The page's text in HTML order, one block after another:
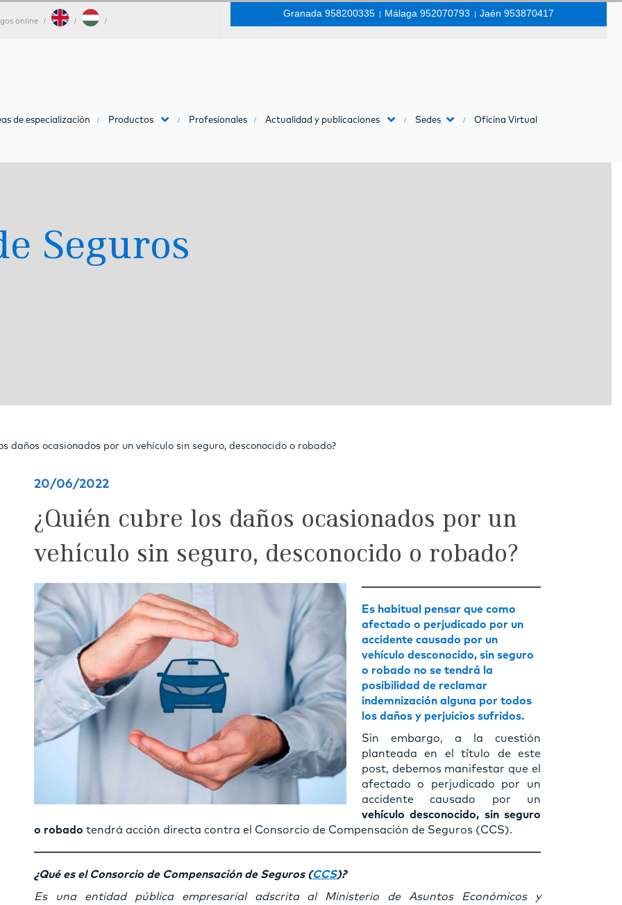
online
Granada 958200335 | Málaga 952070793 | Jaén 953870417
de especialización Productos Profesionales Actualidad y publicaciones Sedes Oficina Virtual
Seguros
daños ocasionados por un vehículo sin seguro, desconocido o robado?
20/06/2022
¿Quién cubre los daños ocasionados por un
vehículo sin seguro, desconocido o robado?
Es habitual pensar que como
afectado o perjudicado por un
accidente causado por un
vehículo desconocido, sin seguro
o robado no se tendrá la
posibilidad de reclamar
indemnización alguna por todos
los daños y perjuicios sufridos.
Sin embargo, a la cuestión
planteada en el título de este
post, debemos manifestar que el
afectado o perjudicado por un
accidente causado por un
vehículo desconocido, sin seguro
o robado tendrá acción directa contra el Consorcio de Compensación de Seguros (CCS).
¿Qué es el Consorcio de Compensación de Seguros (CCS)?
Es una entidad pública empresarial adscrita al Ministerio de Asuntos Económicos y